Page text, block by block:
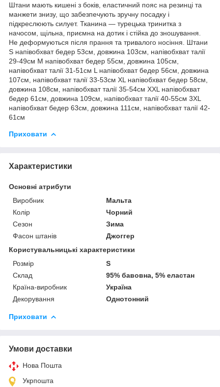
Штани мають кишені з боків, еластичний пояс на резинці та
манжети знизу, що забезпечують зручну посадку і
підкреслюють силует. Тканина — турецька тринитка з
начосом, щільна, приємна на дотик і стійка до зношування.
Не деформуються після прання та тривалого носіння. Штани
S напівобхват бедер 53см, довжина 103см, напівобхват талії
29-49см М напівобхват бедер 55см, довжина 105см,
напівобхват талії 31-51см L напівобхват бедер 56см, довжина
107см, напівобхват талії 33-53см XL напівобхват бедер 58см,
довжина 108см, напівобхват талії 35-54см XXL напівобхват
бедер 61см, довжина 109см, напівобхват талії 40-55см 3XL
напівобхват бедер 63см, довжина 111см, напівобхват талії 42-
61см
Приховати
Характеристики
Основні атрибути
Виробник
Мальта
Колір
Чорний
Сезон
Зима
Фасон штанів
Джоггер
Користувальницькі характеристики
Розмір
S
Склад
95% бавовна, 5% еластан
Країна-виробник
Україна
Декорування
Однотонний
Приховати
Умови доставки
Нова Пошта
Укрпошта